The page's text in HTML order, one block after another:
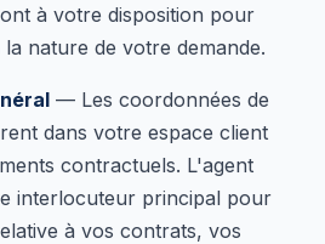
à votre disposition pour
nature de votre demande.
— Les coordonnées de
dans votre espace client
contractuels. L'agent
interlocuteur principal pour
à vos contrats, vos